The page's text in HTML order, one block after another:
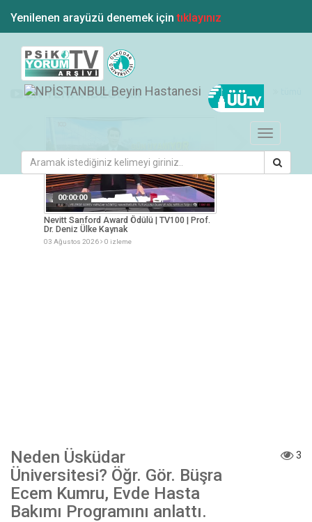
Yenilenen arayüzü denemek içintıklayınız
Toggle
navigation
EN YENİ VİDEOLAR
00:00:00
Nevitt Sanford Award Ödülü | TV100 | Prof.
Dr. Deniz Ülke Kaynak
03 Ağustos 2026 0 izleme
Neden Üsküdar
Üniversitesi? Öğr. Gör. Büşra
Ecem Kumru, Evde Hasta
Bakımı Programını anlattı.
3